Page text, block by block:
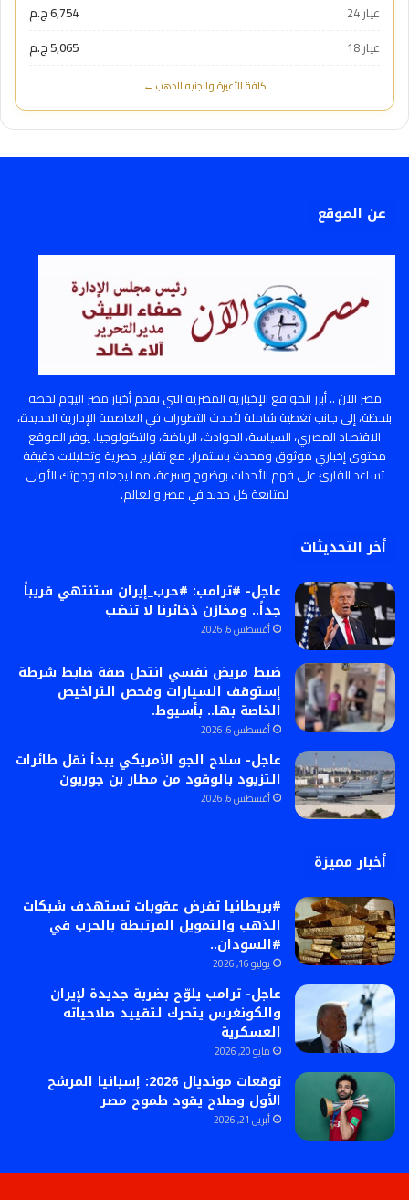
عيار 24
6,754 ج.م
عيار 18
5,065 ج.م
كافة الأعيرة والجنيه الذهب ←
عن الموقع
مصر الان .. أبرز المواقع الإخبارية المصرية التي تقدم أخبار مصر اليوم لحظة
بلحظة، إلى جانب تغطية شاملة لأحدث التطورات في العاصمة الإدارية الجديدة،
الاقتصاد المصري، السياسة، الحوادث، الرياضة، والتكنولوجيا. يوفر الموقع
محتوى إخباري موثوق ومحدث باستمرار، مع تقارير حصرية وتحليلات دقيقة
تساعد القارئ على فهم الأحداث بوضوح وسرعة، مما يجعله وجهتك الأولى
لمتابعة كل جديد في مصر والعالم.
أخر التحديثات
عاجل- #ترامب: #حرب_إيران ستنتهي قريباً
جداً.. ومخازن ذخائرنا لا تنضب
أغسطس 6, 2026
ضبط مريض نفسي انتحل صفة ضابط شرطة
إستوقف السيارات وفحص التراخيص
الخاصة بها.. بأسيوط.
أغسطس 6, 2026
عاجل- سلاح الجو الأمريكي يبدأ نقل طائرات
التزيود بالوقود من مطار بن جوريون
أغسطس 6, 2026
أخبار مميزة
#بريطانيا تفرض عقوبات تستهدف شبكات
الذهب والتمويل المرتبطة بالحرب في
#السودان..
يوليو 16, 2026
عاجل- ترامب يلوّح بضربة جديدة لإيران
والكونغرس يتحرك لتقييد صلاحياته
العسكرية
مايو 20, 2026
توقعات مونديال 2026: إسبانيا المرشح
الأول وصلاح يقود طموح مصر
أبريل 21, 2026